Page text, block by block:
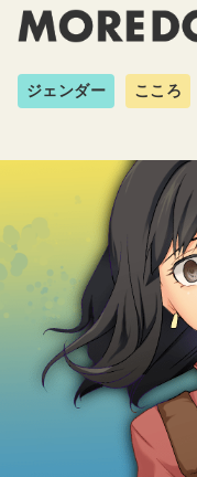
ジェンダー こころ